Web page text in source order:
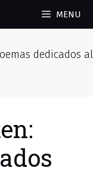
MENU
dedicados al